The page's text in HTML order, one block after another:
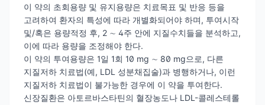
이 약의 초회용량 및 유지용량은 치료목표 및 반응 등을
고려하여 환자의 특성에 따라 개별화되어야 하며, 투여시작
및/혹은 용량적정 후, 2 ∼ 4주 안에 지질수치들을 분석하고,
이에 따라 용량을 조정해야 한다.
이 약의 투여용량은 1일 1회 10 mg ∼ 80 mg으로, 다른
지질저하 치료법(예, LDL 성분채집술)과 병행하거나, 이런
지질저하 치료법이 불가능한 경우에 이 약을 투여한다.
신장질환은 아토르바스타틴의 혈장농도나 LDL-콜레스테롤